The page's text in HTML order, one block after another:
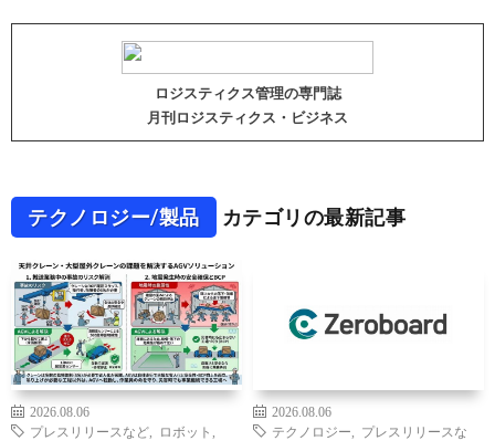
ロジスティクス管理の専門誌
月刊ロジスティクス・ビジネス
テクノロジー/製品 カテゴリの最新記事
2026.08.06
プレスリリースなど
ロボット
2026.08.06
テクノロジー
プレスリリースな